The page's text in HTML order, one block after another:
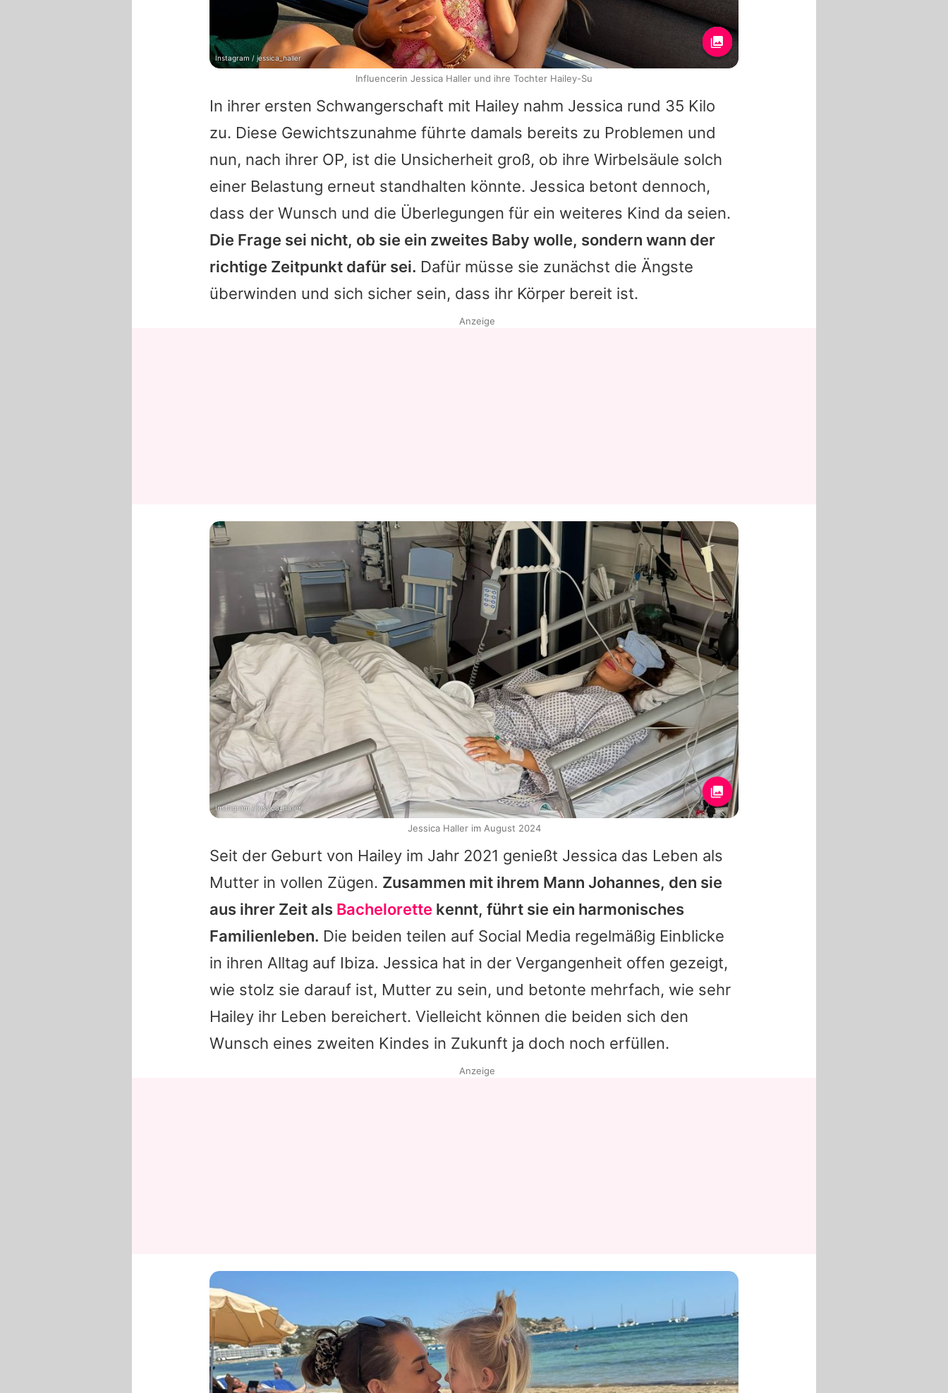
In ihrer ersten Schwangerschaft mit Hailey nahm Jessica rund 35 Kilo
zu. Diese Gewichtszunahme führte damals bereits zu Problemen und
nun, nach ihrer OP, ist die Unsicherheit groß, ob ihre Wirbelsäule solch
einer Belastung erneut standhalten könnte. Jessica betont dennoch,
dass der Wunsch und die Überlegungen für ein weiteres Kind da seien.
Die Frage sei nicht, ob sie ein zweites Baby wolle, sondern wann der
richtige Zeitpunkt dafür sei. Dafür müsse sie zunächst die Ängste
überwinden und sich sicher sein, dass ihr Körper bereit ist.
Seit der Geburt von Hailey im Jahr 2021 genießt Jessica das Leben als
Mutter in vollen Zügen. Zusammen mit ihrem Mann Johannes, den sie
aus ihrer Zeit als Bachelorette kennt, führt sie ein harmonisches
Familienleben. Die beiden teilen auf Social Media regelmäßig Einblicke
in ihren Alltag auf Ibiza. Jessica hat in der Vergangenheit offen gezeigt,
wie stolz sie darauf ist, Mutter zu sein, und betonte mehrfach, wie sehr
Hailey ihr Leben bereichert. Vielleicht können die beiden sich den
Wunsch eines zweiten Kindes in Zukunft ja doch noch erfüllen.
Instagram / jessica_haller
Influencerin Jessica Haller und ihre Tochter Hailey-Su
Anzeige
Instagram / jessica_haller
Jessica Haller im August 2024
Anzeige